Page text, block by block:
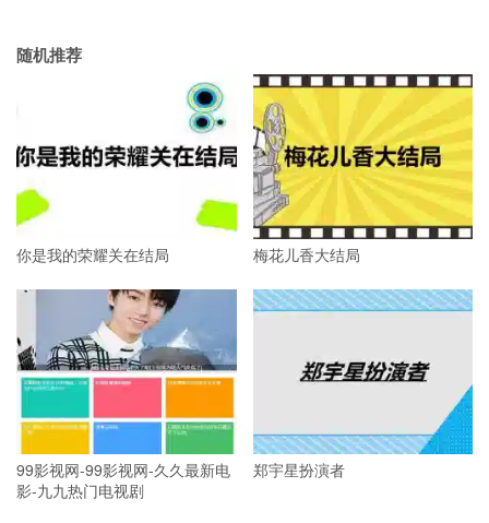
随机推荐
你是我的荣耀关在结局 梅花儿香大结局
99影视网-99影视网-久久最新电
影-九九热门电视剧
郑宇星扮演者